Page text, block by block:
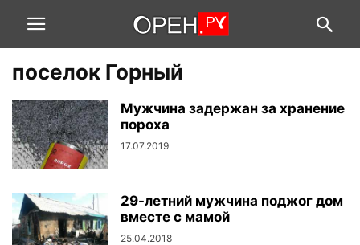
поселок Горный
Мужчина задержан за хранение
пороха
17.07.2019
29-летний мужчина поджог дом
вместе с мамой
25.04.2018